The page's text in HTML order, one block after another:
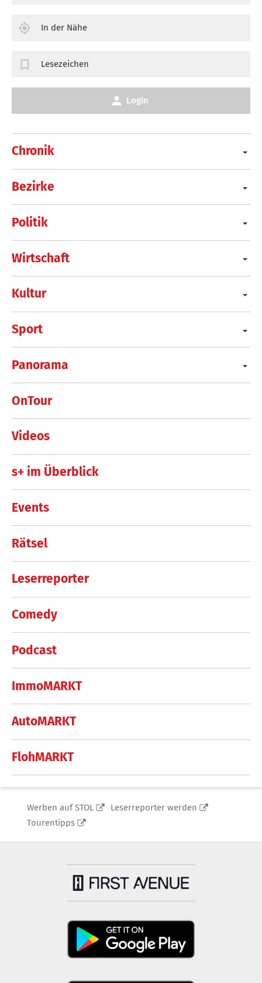
Chronik
Bezirke
Politik
Wirtschaft
Kultur
Sport
Panorama
OnTour
Videos
s+ im Überblick
Events
Rätsel
Leserreporter
Comedy
Podcast
ImmoMARKT
AutoMARKT
FlohMARKT
In der Nähe
Lesezeichen
Login
Werben auf STOL
Leserreporter werden
Tourentipps